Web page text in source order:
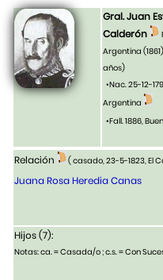
Gral. Juan
Calderón
Argentina
años)
•Nac. 25-12-
Argentina
•Fall. 1886,
Relación ( casado, 23-5-1823, El
Juana Rosa Heredia Canas
Hijos (7):
Notas: ca. = Casada/o ; c.s. = Con